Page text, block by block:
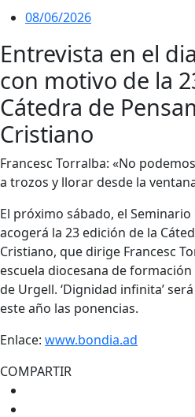
08/06/2026
Entrevista en el
con motivo de la
Cátedra de
Cristiano
Francesc Torralba: «No
a trozos y llorar desde la
El próximo sábado, el Seminario
acogerá la 23 edición de la
Cristiano, que dirige Francesc
escuela diocesana de
de Urgell. ‘Dignidad infinita’
este año las ponencias.
Enlace: www.bondia.ad
COMPARTIR